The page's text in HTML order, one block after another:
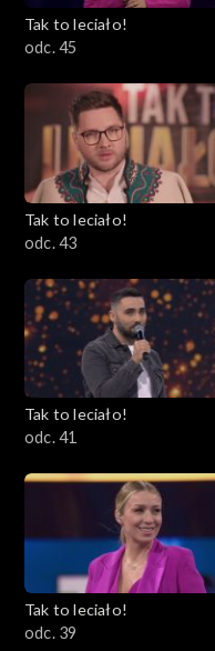
Tak to leciało!
odc. 45
Tak to leciało!
odc. 43
Tak to leciało!
odc. 41
Tak to leciało!
odc. 39